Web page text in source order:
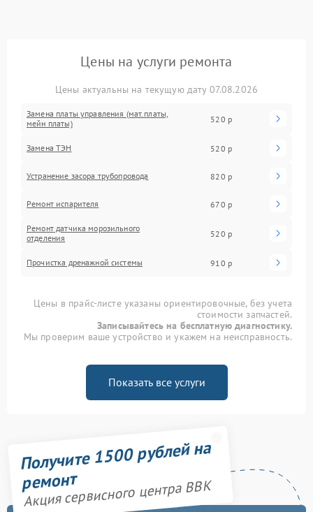
Цены на услуги ремонта
Цены актуальны на текущую дату 07.08.2026
Замена платы управления (мат.платы,
мейн платы)
520 р
Замена ТЭН 520 р
Устранение засора трубопровода 820 р
Ремонт испарителя 670 р
Ремонт датчика морозильного
отделения
520 р
Прочистка дренажной системы 910 р
Цены в прайс-листе указаны ориентировочные, без учета
стоимости запчастей.
Записывайтесь на бесплатную диагностику.
Мы проверим ваше устройство и укажем на неисправность.
Показать все услуги
Получите 1500 рублей на
ремонт
Акция сервисного центра BBK